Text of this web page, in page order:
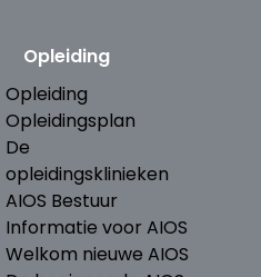
Opleiding
Opleiding
Opleidingsplan
De
opleidingsklinieken
AIOS Bestuur
Informatie voor AIOS
Welkom nieuwe AIOS